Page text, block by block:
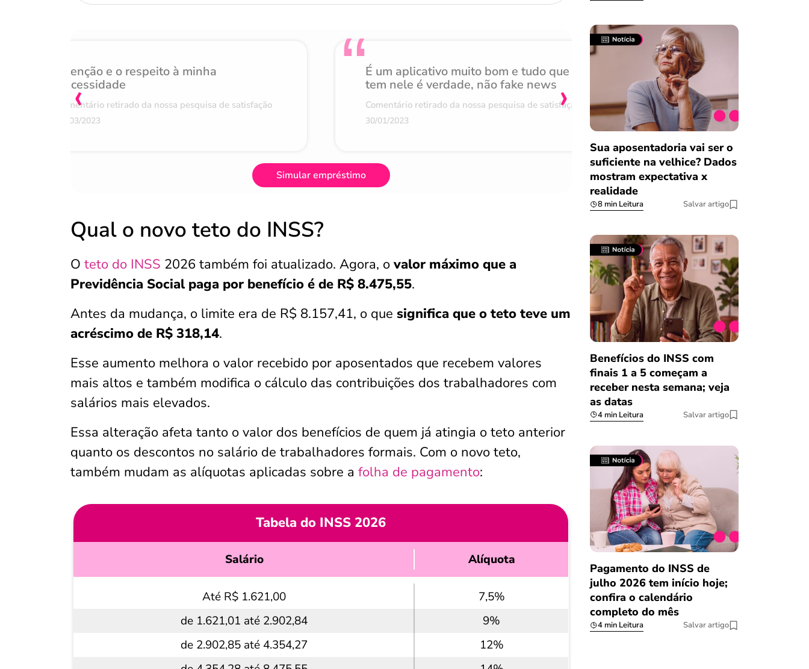
Atenção e o respeito à minha
necessidade
Comentário retirado da nossa pesquisa de satisfação
07/03/2023
É um aplicativo muito bom e tudo que
tem nele é verdade, não fake news
Comentário retirado da nossa pesquisa de satisfação
30/01/2023
Achei muito rápido,
burocracia
Comentário retirado da nossa
08/03/2023
‹ ›
Simular empréstimo
Qual o novo teto do INSS?
O teto do INSS 2026 também foi atualizado. Agora, o valor máximo que a
Previdência Social paga por benefício é de R$ 8.475,55.
Antes da mudança, o limite era de R$ 8.157,41, o que significa que o teto teve um
acréscimo de R$ 318,14.
Esse aumento melhora o valor recebido por aposentados que recebem valores
mais altos e também modifica o cálculo das contribuições dos trabalhadores com
salários mais elevados.
Essa alteração afeta tanto o valor dos benefícios de quem já atingia o teto anterior
quanto os descontos no salário de trabalhadores formais. Com o novo teto,
também mudam as alíquotas aplicadas sobre a folha de pagamento:
Tabela do INSS 2026
Salário Alíquota
Até R$ 1.621,00
7,5%
de 1.621,01 até 2.902,84
9%
de 2.902,85 até 4.354,27
12%
Sua aposentadoria vai ser o
suficiente na velhice? Dados
mostram expectativa x
realidade
8 min Leitura Salvar artigo
Benefícios do INSS com
finais 1 a 5 começam a
receber nesta semana; veja
as datas
4 min Leitura Salvar artigo
Pagamento do INSS de
julho 2026 tem início hoje;
confira o calendário
completo do mês
4 min Leitura Salvar artigo